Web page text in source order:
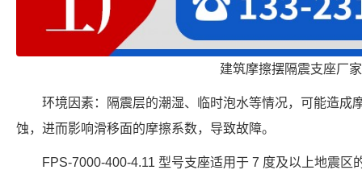
建筑摩擦摆隔震支座厂家
环境因素：隔震层的潮湿、临时泡水等情况，可能造成
蚀，进而影响滑移面的摩擦系数，导致故障。
FPS-7000-400-4.11 型号支座适用于 7 度及以上地震区